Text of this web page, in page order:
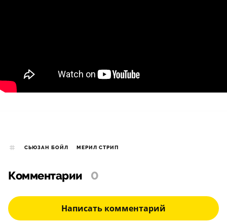
СЬЮЗАН БОЙЛ МЕРИЛ СТРИП
Комментарии 0
Написать комментарий